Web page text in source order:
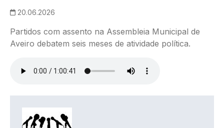
20.06.2026
Partidos com assento na Assembleia Municipal de
Aveiro debatem seis meses de atividade política.
IMAGEM